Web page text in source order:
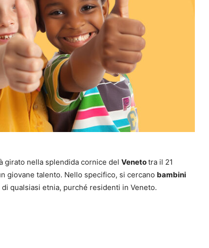
girato nella splendida cornice del Venetotra il 21
giovane talento. Nello specifico, si cercano bambini
qualsiasi etnia, purché residenti in Veneto.